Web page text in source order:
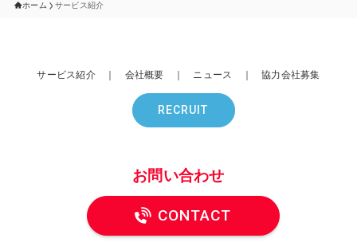
ホーム サービス紹介
サービス紹介｜ 会社概要 ニュース ｜協力会社募集
RECRUIT
お問い合わせ
CONTACT